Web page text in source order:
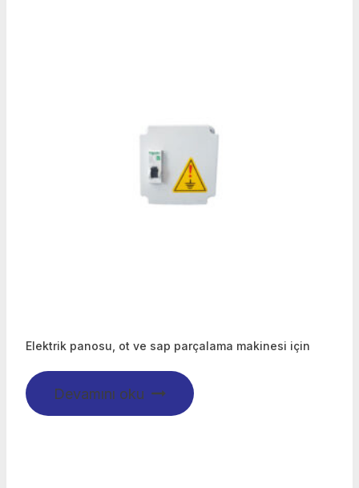
Elektrik panosu, ot ve sap parçalama makinesi için
Devamını oku